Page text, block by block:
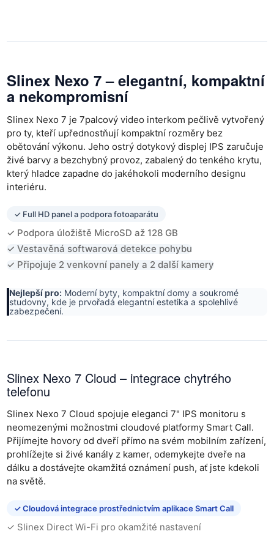
Slinex Nexo 7– elegantní, kompaktní
a nekompromisní
Slinex Nexo 7 je 7palcový video interkom pečlivě vytvořený
pro ty, kteří upřednostňují kompaktní rozměry bez
obětování výkonu. Jeho ostrý dotykový displej IPS zaručuje
živé barvy a bezchybný provoz, zabalený do tenkého krytu,
který hladce zapadne do jakéhokoli moderního designu
interiéru.
✓ Full HD panel a podpora fotoaparátu
✓ Podpora úložiště MicroSD až 128 GB
✓ Vestavěná softwarová detekce pohybu
✓ Připojuje 2 venkovní panely a 2 další kamery
Nejlepší pro: Moderní byty, kompaktní domy a soukromé
studovny, kde je prvořadá elegantní estetika a spolehlivé
zabezpečení.
Slinex Nexo 7 Cloud – integrace chytrého
telefonu
Slinex Nexo 7 Cloud spojuje eleganci 7" IPS monitoru s
neomezenými možnostmi cloudové platformy Smart Call.
Přijímejte hovory od dveří přímo na svém mobilním zařízení,
prohlížejte si živé kanály z kamer, odemykejte dveře na
dálku a dostávejte okamžitá oznámení push, ať jste kdekoli
na světě.
✓ Cloudová integrace prostřednictvím aplikace Smart Call
✓ Slinex Direct Wi-Fi pro okamžité nastavení